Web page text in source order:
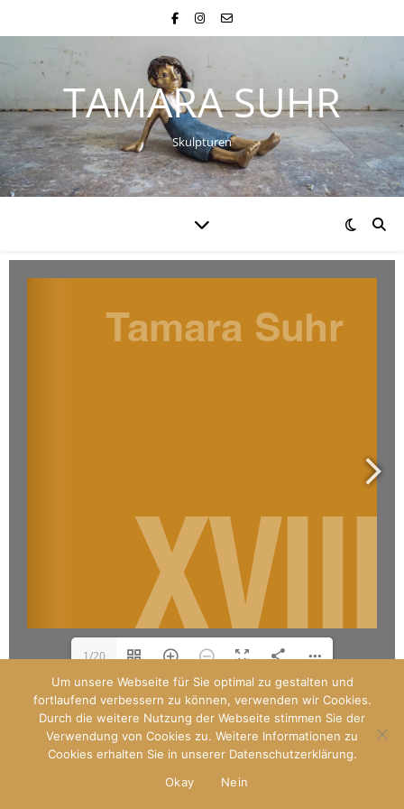
TAMARA SUHR
Skulpturen
1/20
Designed by Paladin
WP Royal
Um unsere Webseite für Sie optimal zu gestalten und
fortlaufend verbessern zu können, verwenden wir Cookies.
Durch die weitere Nutzung der Webseite stimmen Sie der
Verwendung von Cookies zu. Weitere Informationen zu
Cookies erhalten Sie in unserer Datenschutzerklärung.
Okay
Nein